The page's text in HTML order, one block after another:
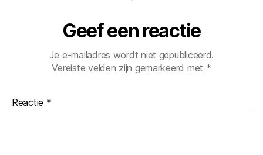
Geef een reactie
Je e-mailadres wordt niet gepubliceerd.
Vereiste velden zijn gemarkeerd met *
Reactie *